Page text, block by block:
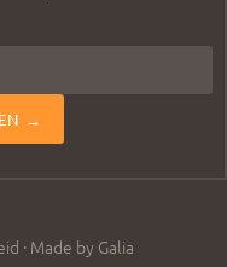
→
· Made by Galia